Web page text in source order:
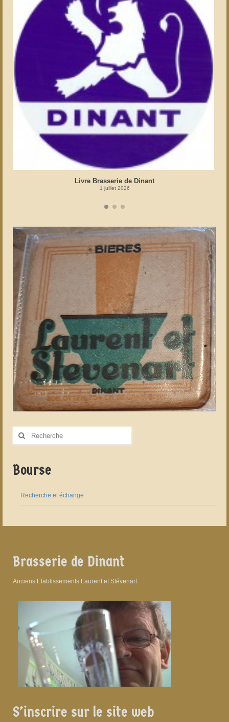
Livre Brasserie de Dinant
1 juillet 2026
Rechercher
Bourse
Recherche et échange
Brasserie de Dinant
Anciens Etablissements Laurent et Stévenart
S’inscrire sur le site web